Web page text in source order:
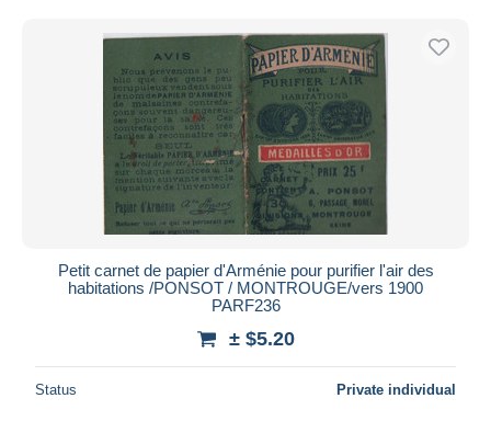
Petit carnet de papier d'Arménie pour purifier l'air des
habitations /PONSOT / MONTROUGE/vers 1900
PARF236
± $5.20
Status Private individual